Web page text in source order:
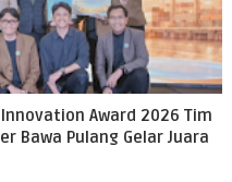
Award 2026 Tim
Bawa Pulang Gelar Juara